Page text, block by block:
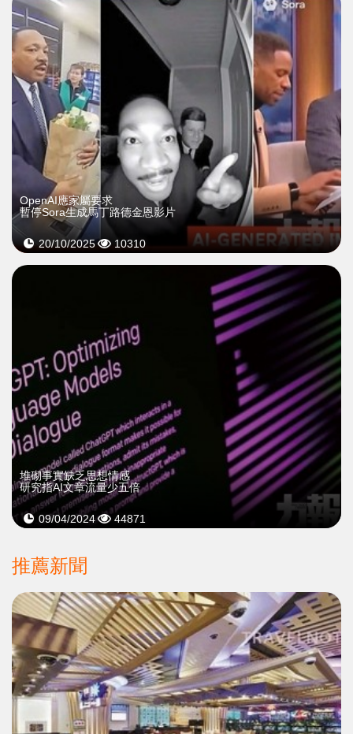
OpenAI應家屬要求
暫停Sora生成馬丁路德金恩影片
20/10/2025 10310
堆砌事實缺乏思想情感
研究指AI文章流量少五倍
09/04/2024 44871
推薦新聞